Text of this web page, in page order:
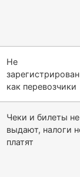
Не
как перевозчики
Чеки и билеты не
выдают, налоги
платят